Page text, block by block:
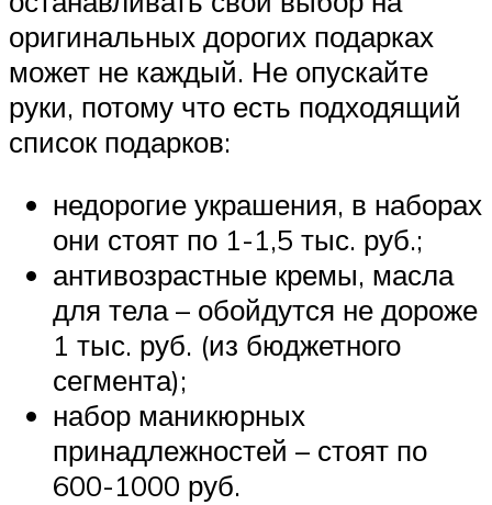
оригинальных дорогих подарках
может не каждый. Не опускайте
руки, потому что есть подходящий
список подарков:
недорогие украшения, в наборах
они стоят по 1-1,5 тыс. руб.;
антивозрастные кремы, масла
для тела – обойдутся не дороже
1 тыс. руб. (из бюджетного
сегмента);
набор маникюрных
принадлежностей – стоят по
600-1000 руб.